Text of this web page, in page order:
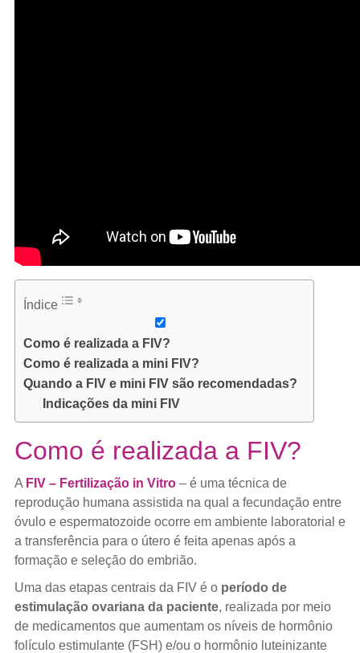
Índice
Como é realizada a FIV?
Como é realizada a mini FIV?
Quando a FIV e mini FIV são recomendadas?
Indicações da mini FIV
Como é realizada a FIV?
A FIV – Fertilização in Vitro– é uma técnica de
reprodução humana assistida na qual a fecundação entre
óvulo e espermatozoide ocorre em ambiente laboratorial e
a transferência para o útero é feita apenas após a
formação e seleção do embrião.
Uma das etapas centrais da FIV é o período de
estimulação ovariana da paciente, realizada por meio
de medicamentos que aumentam os níveis de hormônio
folículo estimulante (FSH) e/ou o hormônio luteinizante